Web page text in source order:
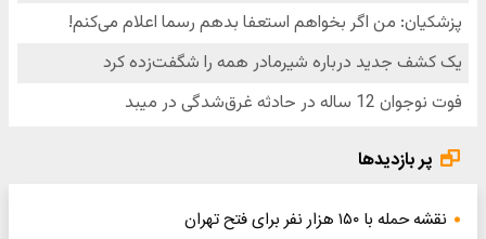
پر بازدیدها
نقشه حمله با ۱۵۰ هزار نفر برای فتح تهران